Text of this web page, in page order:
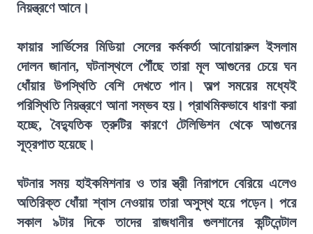
নিয়ন্ত্রণে আনে।
ফায়ার সার্ভিসের মিডিয়া সেলের কর্মকর্তা আনোয়ারুল ইসলাম
দোলন জানান, ঘটনাস্থলে পৌঁছে তারা মূল আগুনের চেয়ে ঘন
ধোঁয়ার উপস্থিতি বেশি দেখতে পান। অল্প সময়ের মধ্যেই
পরিস্থিতি নিয়ন্ত্রণে আনা সম্ভব হয়। প্রাথমিকভাবে ধারণা করা
হচ্ছে, বৈদ্যুতিক ত্রুটির কারণে টেলিভিশন থেকে আগুনের
সূত্রপাত হয়েছে।
ঘটনার সময় হাইকমিশনার ও তার স্ত্রী নিরাপদে বেরিয়ে এলেও
অতিরিক্ত ধোঁয়া শ্বাস নেওয়ায় তারা অসুস্থ হয়ে পড়েন। পরে
সকাল ৯টার দিকে তাদের রাজধানীর গুলশানের কন্টিনেন্টাল